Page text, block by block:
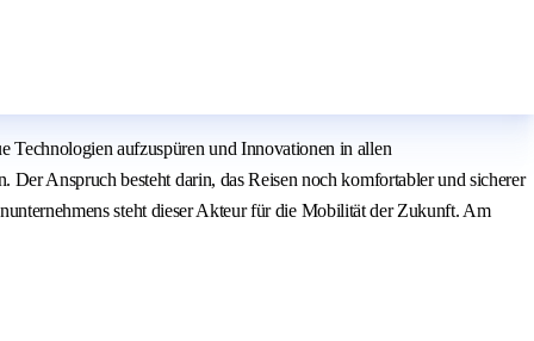
aufzuspüren und Innovationen in allen
Anspruch besteht darin, das Reisen noch komfortabler und sicherer
steht dieser Akteur für die Mobilität der Zukunft. Am